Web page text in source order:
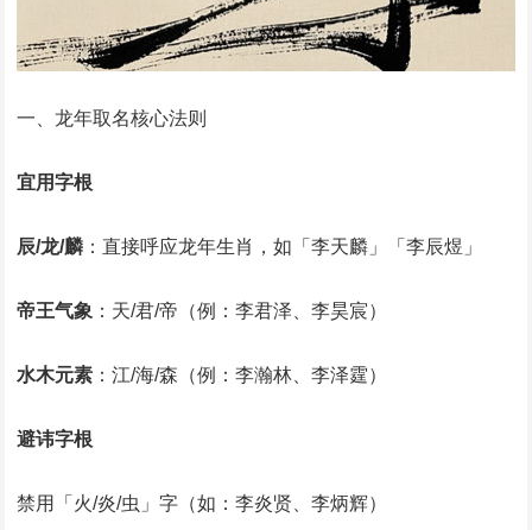
一、龙年取名核心法则
宜用字根
辰/龙/麟 ‌：直接呼应龙年生肖，如「李天麟」「李辰煜」‌
帝王气象 ‌：天/君/帝（例：李君泽、李昊宸）‌
水木元素 ‌：江/海/森（例：李瀚林、李泽霆）‌
避讳字根
禁用「火/炎/虫」字（如：李炎贤、李炳辉）‌